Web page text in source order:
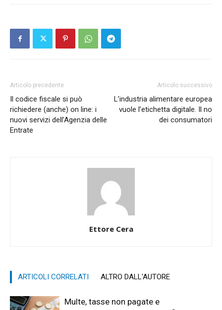
Articolo precedente
Il codice fiscale si può
richiedere (anche) on line: i
nuovi servizi dell’Agenzia delle
Entrate
Articolo successivo
L’industria alimentare europea
vuole l’etichetta digitale. Il no
dei consumatori
Ettore Cera
ARTICOLI CORRELATI ALTRO DALL'AUTORE
Multe, tasse non pagate e